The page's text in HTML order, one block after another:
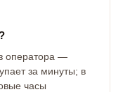
оператора —
за минуты; в
часы